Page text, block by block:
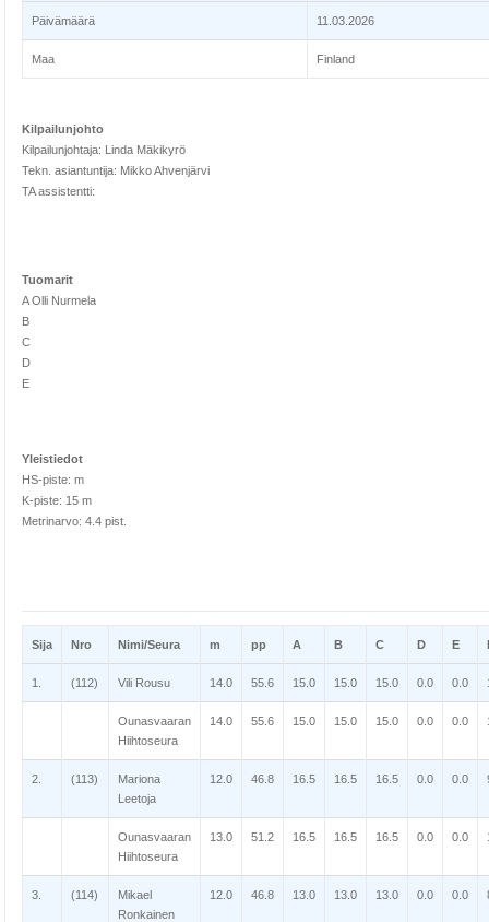
Päivämäärä 11.03.2026
Maa Finland
Kilpailunjohto
Kilpailunjohtaja: Linda Mäkikyrö
Tekn. asiantuntija: Mikko Ahvenjärvi
TA assistentti:
Tuomarit
A Olli Nurmela
B
C
D
E
Yleistiedot
HS-piste: m
K-piste: 15 m
Metrinarvo: 4.4 pist.
Sija Nro Nimi/Seura m pp A B C D E
1. (112) Vili Rousu 14.0 55.6 15.0 15.0 15.0 0.0 0.0
Ounasvaaran
Hiihtoseura
14.0 55.6 15.0 15.0 15.0 0.0 0.0
2. (113)
Mariona
Leetoja
12.0 46.8 16.5 16.5 16.5 0.0 0.0
Ounasvaaran
Hiihtoseura
13.0 51.2 16.5 16.5 16.5 0.0 0.0
3. (114)
Mikael
Ronkainen
12.0 46.8 13.0 13.0 13.0 0.0 0.0